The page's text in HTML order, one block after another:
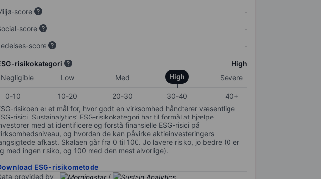
score
-
score
-
score
-
risikokategori
High
Negligible
Low Med High Severe
0-10 10-20 20-30 30-40
40+
risikoen er et mål for, hvor godt en virksomhed håndterer væsentlige
risici. Sustainalytics’ ESG-risikokategori har til formål at hjælpe
med at identificere og forstå finansielle ESG-risici på
og hvordan de kan påvirke aktieinvesteringers
afkast. Skalaen går fra 0 til 100. Jo lavere risiko, jo bedre (0 er
med ingen risiko, og 100 med den mest alvorlige).
ESG-risikometode
provided by
/